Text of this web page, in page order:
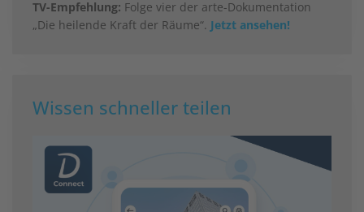
TV-Empfehlung: Folge vier der arte-Dokumentation
„Die heilende Kraft der Räume“. Jetzt ansehen!
Wissen schneller teilen